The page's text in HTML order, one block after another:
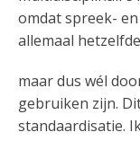
omdat spreek-
allemaal
maar dus wél
gebruiken zijn.
standaardisatie.